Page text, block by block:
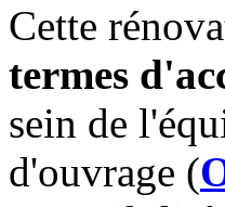
Cette
termes
sein de
d'ouvrage (